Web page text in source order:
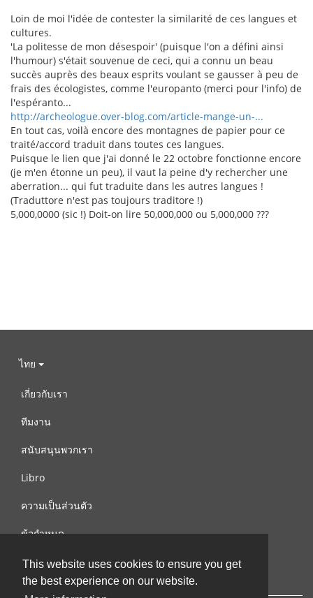
This website uses cookies to ensure you get
the best experience on our website.
Loin de moi l'idée de contester la similarité de ces langues et
cultures.
'La politesse de mon désespoir' (puisque l'on a défini ainsi
l'humour) s'était souvenue de ceci, qui a connu un beau
succès auprès des beaux esprits voulant se gausser à peu de
frais des écologistes, comme l'europanto (merci pour l'info) de
l'espéranto...
http://archeologue.over-blog.com/article-mange-un-...
En tout cas, voilà encore des montagnes de papier pour ce
traité/accord traduit dans toutes ces langues.
Puisque le lien que j'ai donné le 22 octobre fonctionne encore
(je m'en étonne un peu), il vaut la peine d'y rechercher une
aberration... qui fut traduite dans les autres langues !
(Traduttore n'est pas toujours traditore !)
5,000,0000 (sic !) Doit-on lire 50,000,000 ou 5,000,000 ???
ไทย
เกี่ยวกับเรา
ทีมงาน
สนับสนุนพวกเรา
Libro
ความเป็นส่วนตัว
ข้อกำหนด
ติดต่อเรา